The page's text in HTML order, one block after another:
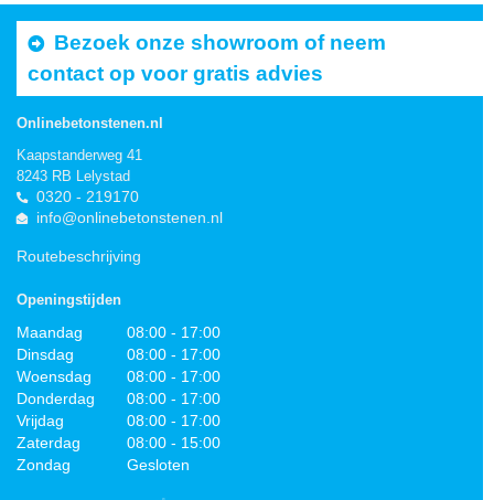
Bezoek onze showroom of neem
contact op voor gratis advies
Onlinebetonstenen.nl
Kaapstanderweg 41
8243 RB Lelystad
0320 - 219170
info@onlinebetonstenen.nl
Routebeschrijving
Openingstijden
Maandag
08:00 - 17:00
Dinsdag
08:00 - 17:00
Woensdag
08:00 - 17:00
Donderdag
08:00 - 17:00
Vrijdag
08:00 - 17:00
Zaterdag
08:00 - 15:00
Zondag
Gesloten